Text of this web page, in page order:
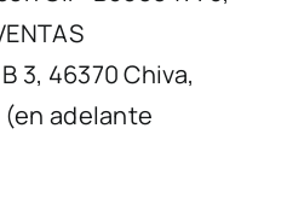
3, 46370 Chiva,
(en adelante